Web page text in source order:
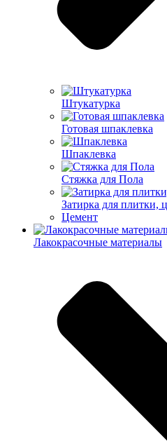
Штукатурка
Готовая шпаклевка
Шпаклевка
Стяжка для Пола
Затирка для плитки,
Цемент
Лакокрасочные материалы